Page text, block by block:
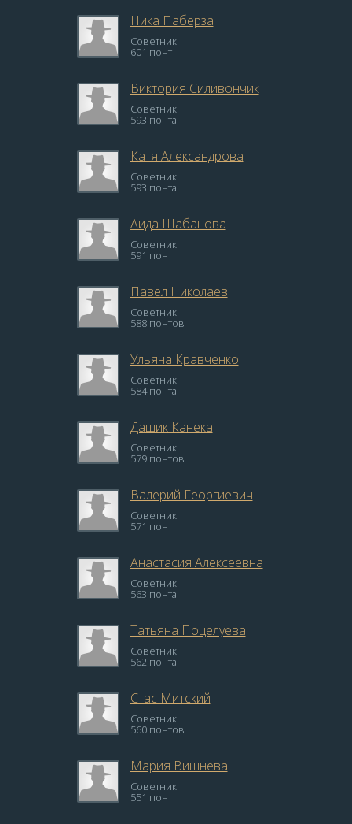
Ника Паберза
Советник
601 понт
Виктория Силивончик
Советник
593 понта
Катя Александрова
Советник
593 понта
Аида Шабанова
Советник
591 понт
Павел Николаев
Советник
588 понтов
Ульяна Кравченко
Советник
584 понта
Дашик Канека
Советник
579 понтов
Валерий Георгиевич
Советник
571 понт
Анастасия Алексеевна
Советник
563 понта
Татьяна Поцелуева
Советник
562 понта
Стас Митский
Советник
560 понтов
Мария Вишнева
Советник
551 понт